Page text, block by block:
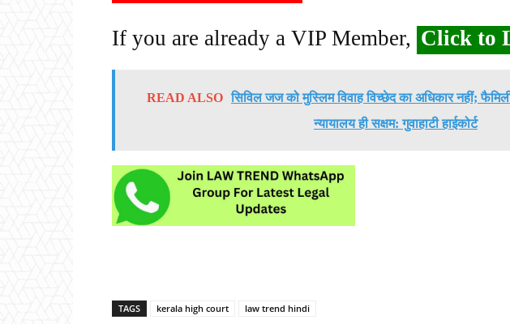
If you are already a VIP Member, Click to
READ ALSO सिविल जज को मुस्लिम विवाह विच्छेद का अधिकार नहीं;
न्यायालय ही सक्षम: गुवाहाटी हाईकोर्ट
TAGS kerala high court law trend hindi